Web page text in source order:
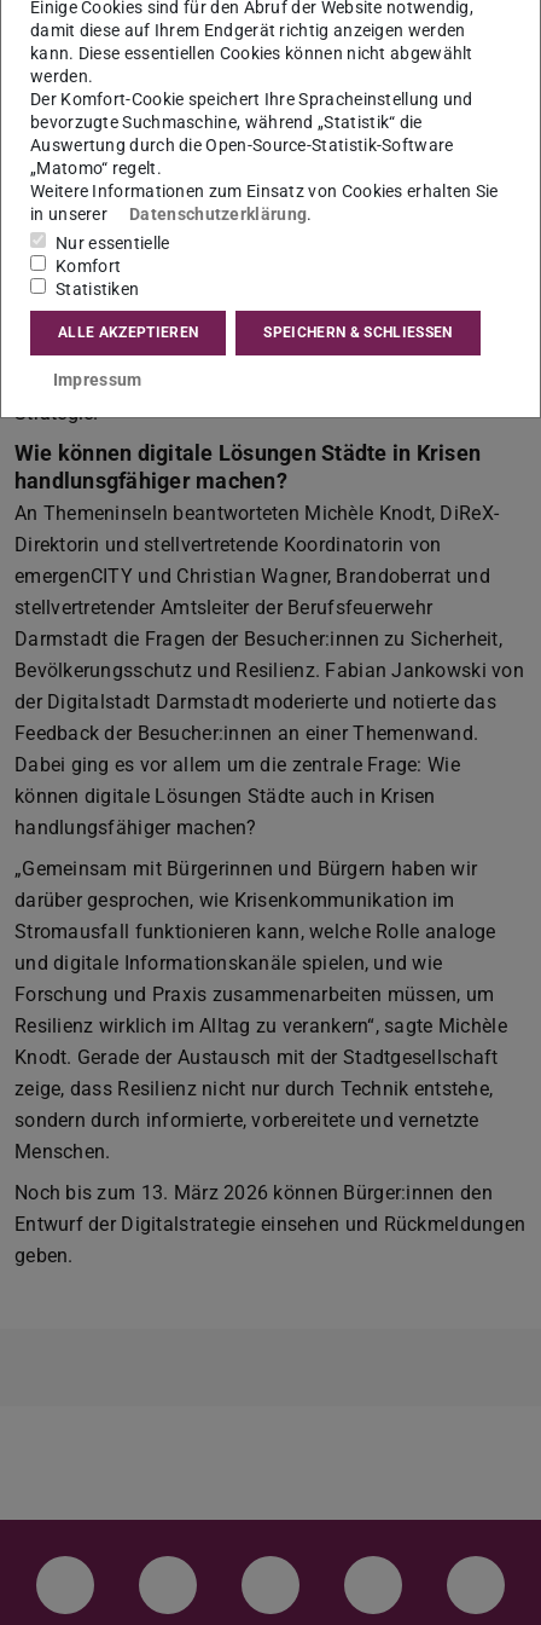
Teil der Strategie ist auch eine Kooperationen mit dem
LOEWE-Zentrum emergenCITY und dem Anwendungs-
und Transferzentrum Digital Resilience Xchange (DiReX)
der Technischen Universität Darmstadt. Dabei geht es
unter anderem darum, Konzepte und Methoden zur
Krisenkommunikation in einem realen urbanen Umfeld zu
evaluieren und den Wissenstransfer zwischen Forschung
und Praxis zu fördern.
„Sowohl die Übertragung von Echtzeitinformationen aus
der Stadt wie auch das Weiterleiten von Warnmeldungen
Kommunikationsinfrastruktur“, heißt es dazu in der
Strategie.
Wie können digitale Lösungen Städte in Krisen
handlunsgfähiger machen?
An Themeninseln beantworteten Michèle Knodt, DiReX-
Direktorin und stellvertretende Koordinatorin von
emergenCITY und Christian Wagner, Brandoberrat und
stellvertretender Amtsleiter der Berufsfeuerwehr
Darmstadt die Fragen der Besucher:innen zu Sicherheit,
Bevölkerungsschutz und Resilienz. Fabian Jankowski von
der Digitalstadt Darmstadt moderierte und notierte das
Feedback der Besucher:innen an einer Themenwand.
Dabei ging es vor allem um die zentrale Frage: Wie
können digitale Lösungen Städte auch in Krisen
handlungsfähiger machen?
„Gemeinsam mit Bürgerinnen und Bürgern haben wir
darüber gesprochen, wie Krisenkommunikation im
Stromausfall funktionieren kann, welche Rolle analoge
und digitale Informationskanäle spielen, und wie
Forschung und Praxis zusammenarbeiten müssen, um
Resilienz wirklich im Alltag zu verankern“, sagte Michèle
Knodt. Gerade der Austausch mit der Stadtgesellschaft
zeige, dass Resilienz nicht nur durch Technik entstehe,
sondern durch informierte, vorbereitete und vernetzte
Menschen.
Noch bis zum 13. März 2026 können Bürger:innen den
Entwurf der Digitalstrategie einsehen und Rückmeldungen
geben.
LinkedIn-Seite der TU Darmstadt
Instagram-Kanal der TU
Bluesky-Kanal der TU
Facebook-
Einige Cookies sind für den Abruf der Website notwendig,
damit diese auf Ihrem Endgerät richtig anzeigen werden
kann. Diese essentiellen Cookies können nicht abgewählt
werden.
Der Komfort-Cookie speichert Ihre Spracheinstellung und
bevorzugte Suchmaschine, während „Statistik“ die
Auswertung durch die Open-Source-Statistik-Software
„Matomo“ regelt.
Weitere Informationen zum Einsatz von Cookies erhalten Sie
in unserer
Datenschutzerklärung.
Nur essentielle
Komfort
Statistiken
ALLE AKZEPTIEREN SPEICHERN & SCHLIESSEN
Impressum